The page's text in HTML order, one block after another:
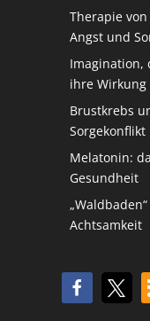
Therapie
Angst und
Imagination,
ihre Wirkung
Brustkrebs
Sorgekonflikt
Melatonin:
Gesundheit
Achtsamkeit